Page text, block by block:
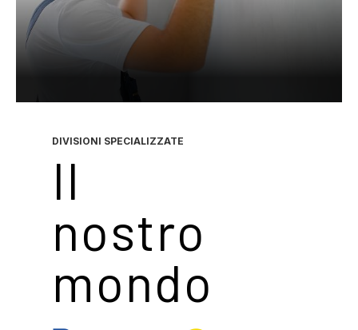
DIVISIONI SPECIALIZZATE
Il
nostro
mondo